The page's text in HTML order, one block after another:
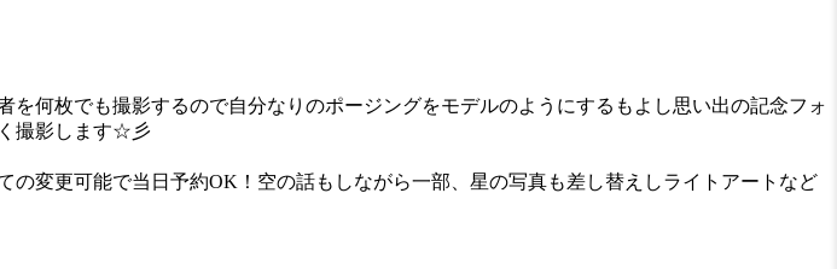
何枚でも撮影するので自分なりのポージングをモデルのようにするもよし思い出の記念フォ
撮影します☆彡
変更可能で当日予約OK！空の話もしながら一部、星の写真も差し替えしライトアートなど